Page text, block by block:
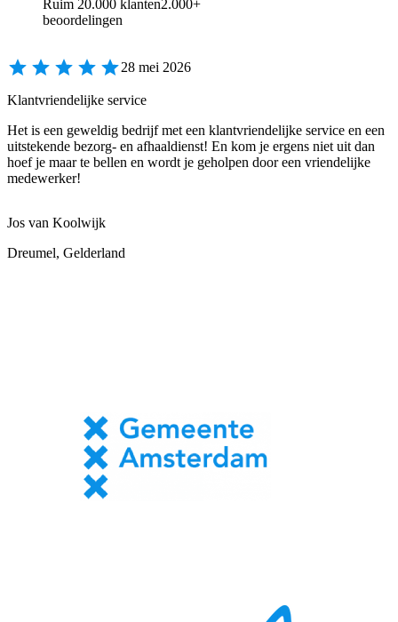
Ruim 20.000 klanten2.000+
beoordelingen
28 mei 2026
Klantvriendelijke service
Het is een geweldig bedrijf met een klantvriendelijke service en een
uitstekende bezorg- en afhaaldienst! En kom je ergens niet uit dan
hoef je maar te bellen en wordt je geholpen door een vriendelijke
medewerker!
Jos van Koolwijk
Dreumel, Gelderland